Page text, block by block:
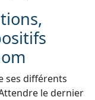
ses différents
le dernier